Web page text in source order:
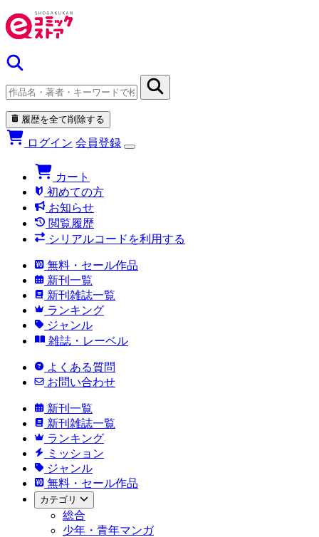
履歴を全て削除する
ログイン 会員登録
カート
初めての方
お知らせ
閲覧履歴
シリアルコードを利用する
無料・セール作品
新刊一覧
新刊雑誌一覧
ランキング
ジャンル
雑誌・レーベル
よくある質問
お問い合わせ
新刊一覧
新刊雑誌一覧
ランキング
ミッション
ジャンル
無料・セール作品
カテゴリ
総合
少年・青年マンガ